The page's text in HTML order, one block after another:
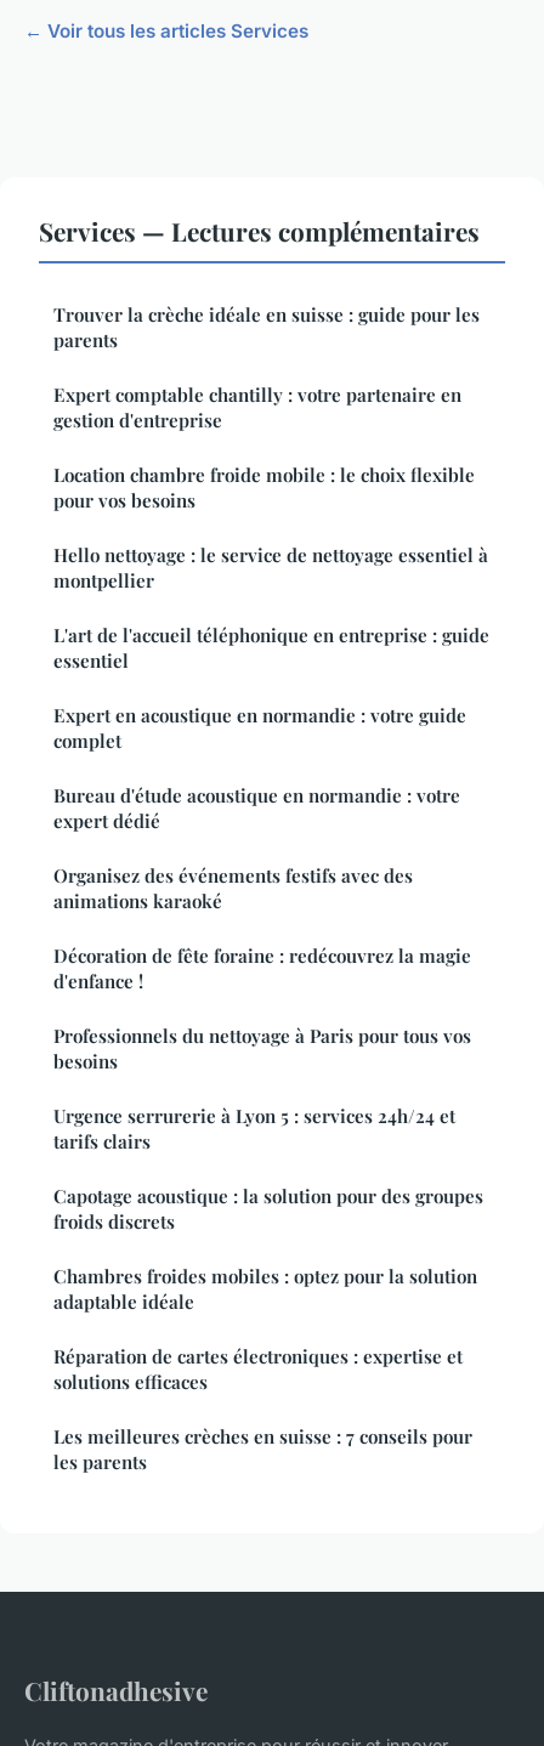
← Voir tous les articles Services
Services — Lectures complémentaires
Trouver la crèche idéale en suisse : guide pour les
parents
Expert comptable chantilly : votre partenaire en
gestion d'entreprise
Location chambre froide mobile : le choix flexible
pour vos besoins
Hello nettoyage : le service de nettoyage essentiel à
montpellier
L'art de l'accueil téléphonique en entreprise : guide
essentiel
Expert en acoustique en normandie : votre guide
complet
Bureau d'étude acoustique en normandie : votre
expert dédié
Organisez des événements festifs avec des
animations karaoké
Décoration de fête foraine : redécouvrez la magie
d'enfance !
Professionnels du nettoyage à Paris pour tous vos
besoins
Urgence serrurerie à Lyon 5 : services 24h/24 et
tarifs clairs
Capotage acoustique : la solution pour des groupes
froids discrets
Chambres froides mobiles : optez pour la solution
adaptable idéale
Réparation de cartes électroniques : expertise et
solutions efficaces
Les meilleures crèches en suisse : 7 conseils pour
les parents
Cliftonadhesive